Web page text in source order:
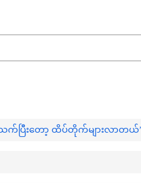
သက်ပြီးတော့ ထိပ်တိုက်များလာတယ်